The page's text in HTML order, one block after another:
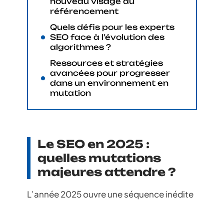
référencement
Quels défis pour les experts
SEO face à l’évolution des
algorithmes ?
Ressources et stratégies
avancées pour progresser
dans un environnement en
mutation
Le SEO en 2025 :
quelles mutations
majeures attendre ?
L’année 2025 ouvre une séquence inédite